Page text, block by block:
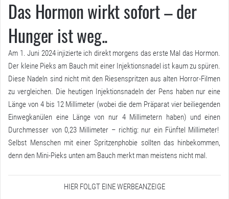
Das Hormon wirkt sofort – der
Hunger ist weg..
Am 1. Juni 2024 injizierte ich direkt morgens das erste Mal das Hormon.
Der kleine Pieks am Bauch mit einer Injektionsnadel ist kaum zu spüren.
Diese Nadeln sind nicht mit den Riesenspritzen aus alten Horror-Filmen
zu vergleichen. Die heutigen Injektionsnadeln der Pens haben nur eine
Länge von 4 bis 12 Millimeter (wobei die dem Präparat vier beiliegenden
Einwegkanülen eine Länge von nur 4 Millimetern haben) und einen
Durchmesser von 0,23 Millimeter – richtig: nur ein Fünftel Millimeter!
Selbst Menschen mit einer Spritzenphobie sollten das hinbekommen,
denn den Mini-Pieks unten am Bauch merkt man meistens nicht mal.
HIER FOLGT EINE WERBEANZEIGE